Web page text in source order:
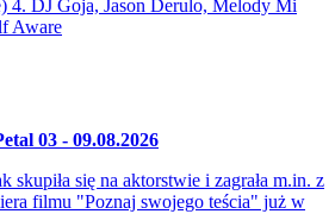
4. DJ Goja, Jason Derulo, Melody Mi
Aware
03 - 09.08.2026
skupiła się na aktorstwie i zagrała m.in. z
filmu "Poznaj swojego teścia" już w